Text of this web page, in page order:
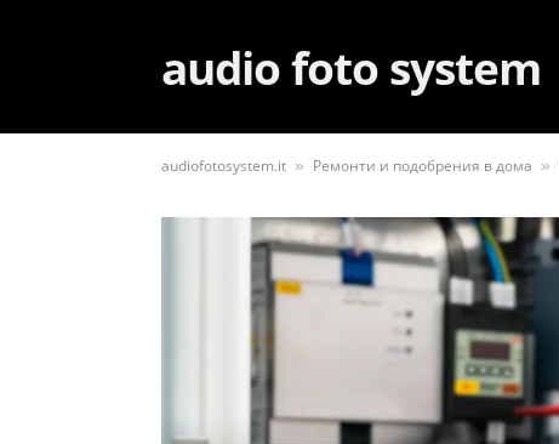
audio foto system
audiofotosystem.it » Ремонти и подобрения в дома »